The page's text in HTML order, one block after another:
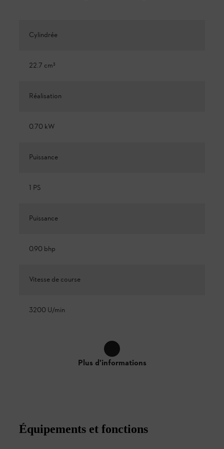
Cylindrée
22.7 cm³
Réalisation
0.70 kW
Puissance
1 PS
Puissance
0.90 bhp
Vitesse de course
3200 U/min
Plus d'informations
Équipements et fonctions